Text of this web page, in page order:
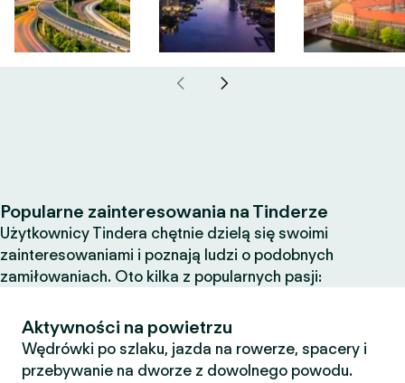
Popularne zainteresowania na Tinderze
Użytkownicy Tindera chętnie dzielą się swoimi
zainteresowaniami i poznają ludzi o podobnych
zamiłowaniach. Oto kilka z popularnych pasji:
Aktywności na powietrzu
Wędrówki po szlaku, jazda na rowerze, spacery i
przebywanie na dworze z dowolnego powodu.